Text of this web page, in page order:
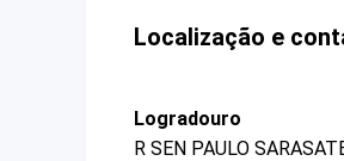
Localização e
Logradouro
R SEN PAULO